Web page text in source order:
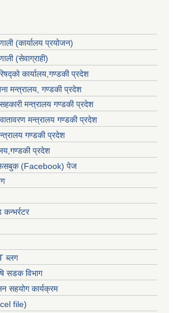
(कार्यालय प्रयोजन)
(सेवाग्राही)
कार्यालय,गण्डकी प्रदेश
मन्त्रालय, गण्डकी प्रदेश
मन्त्रालय गण्डकी प्रदेश
मन्त्रालय गण्डकी प्रदेश
गण्डकी प्रदेश
प्रदेश
फेसबुक (Facebook) पेज
कन्भर्रटर
ब्लग
सडक विभाग
सहयोग कार्यक्रम
file)